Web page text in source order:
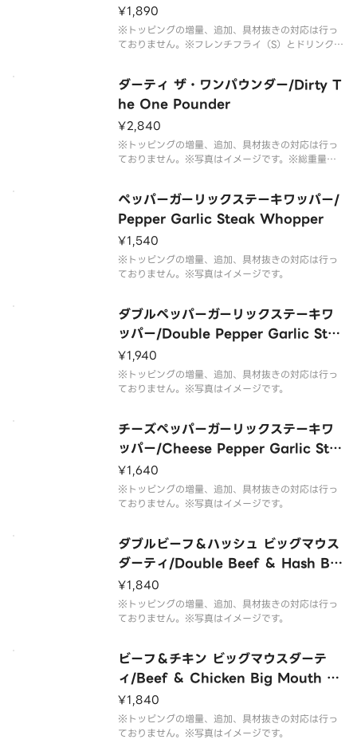
¥1,890
※トッピングの増量、追加、具材抜きの対応は行っ
ておりません。※フレンチフライ（S）とドリンク
を防ぐため、フィルムには空気穴がございます。※
写真はイメージです。
ダーティ ザ・ワンパウンダー/Dirty T
he One Pounder
¥2,840
※トッピングの増量、追加、具材抜きの対応は行っ
ておりません。※写真はイメージです。※総重量に
ペッパーガーリックステーキワッパー/
Pepper Garlic Steak Whopper
¥1,540
※トッピングの増量、追加、具材抜きの対応は行っ
ておりません。※写真はイメージです。
ダブルペッパーガーリックステーキワ
ッパー/Double Pepper Garlic Stea
k Whopper
¥1,940
※トッピングの増量、追加、具材抜きの対応は行っ
ておりません。※写真はイメージです。
チーズペッパーガーリックステーキワ
ッパー/Cheese Pepper Garlic Ste
ak Whopper
¥1,640
※トッピングの増量、追加、具材抜きの対応は行っ
ておりません。※写真はイメージです。
ダブルビーフ＆ハッシュ ビッグマウス
ダーティ/Double Beef ＆ Hash Big
Mouth Dirty
¥1,840
※トッピングの増量、追加、具材抜きの対応は行っ
ておりません。※写真はイメージです。
ビーフ＆チキン ビッグマウスダーテ
ィ/Beef ＆ Chicken Big Mouth Di
rty
¥1,840
※トッピングの増量、追加、具材抜きの対応は行っ
ておりません。※写真はイメージです。